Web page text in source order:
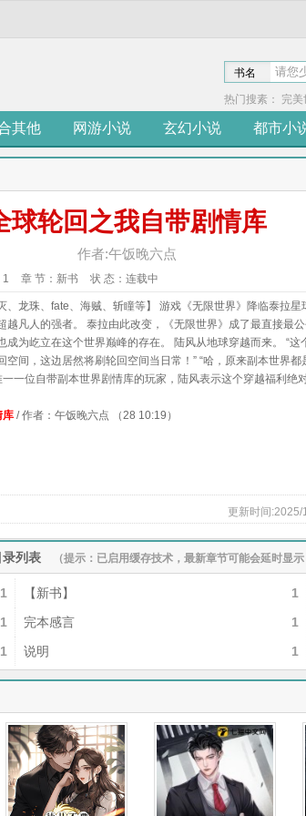
书名
热门搜素： 完美
其他 网游小说 玄幻小说 都市小
球轮回之我自带剧情库
作者:午饭晚六点
1 章 节： 新书 状 态： 连载中
、龙珠、fate、海贼、斩瞳等】 游戏《无限世界》降临泰拉星
越凡人的强者。 泰拉由此改变，《无限世界》成了最直接最
成为屹立在这个世界巅峰的存在。 陆风从地球穿越而来。 “这
空间，这边居然将刷轮回空间当日常！” “哈，原来副本世界都
一位自带副本世界剧情库的玩家，陆风表示这个穿越福利绝对
库 / 作者：午饭晚六点 （28 10:19）
更新时间:2025/
列表 （提示：已启用缓存技术，最新章节可能会延时显
1 【新书】 1
1 完本感言 1
1 说明 1